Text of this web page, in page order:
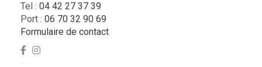
Tel : 04 42 27 37 39
Port : 06 70 32 90 69
Formulaire de contact